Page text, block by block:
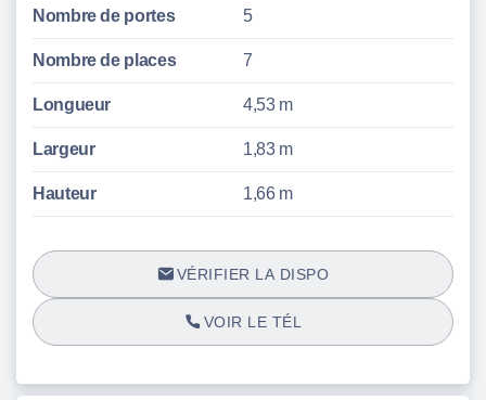
Nombre de portes 5
Nombre de places 7
Longueur 4,53 m
Largeur 1,83 m
Hauteur 1,66 m
VÉRIFIER LA DISPO
VOIR LE TÉL